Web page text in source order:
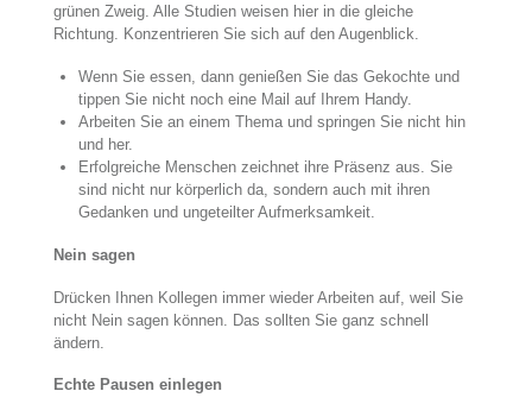
grünen Zweig. Alle Studien weisen hier in die gleiche
Richtung. Konzentrieren Sie sich auf den Augenblick.
Wenn Sie essen, dann genießen Sie das Gekochte und
tippen Sie nicht noch eine Mail auf Ihrem Handy.
Arbeiten Sie an einem Thema und springen Sie nicht hin
und her.
Erfolgreiche Menschen zeichnet ihre Präsenz aus. Sie
sind nicht nur körperlich da, sondern auch mit ihren
Gedanken und ungeteilter Aufmerksamkeit.
Nein sagen
Drücken Ihnen Kollegen immer wieder Arbeiten auf, weil Sie
nicht Nein sagen können. Das sollten Sie ganz schnell
ändern.
Echte Pausen einlegen